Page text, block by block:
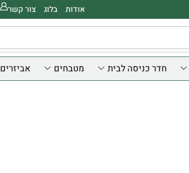
אודות בלוג צור קשר
חדר כניסה לבית מטבחים אביזרים